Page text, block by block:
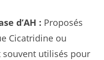
d’AH : Proposés
Cicatridine ou
souvent utilisés pour